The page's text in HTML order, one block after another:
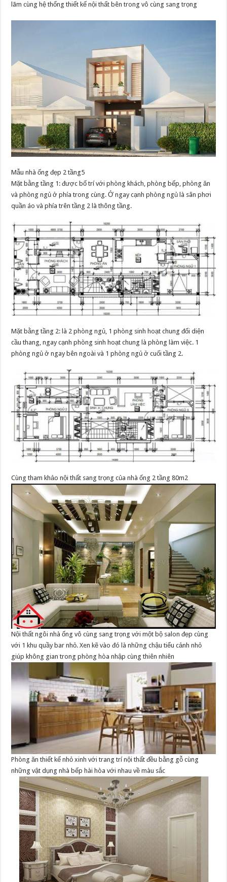
lãm cùng hệ thống thiết kế nội thất bên trong vô cùng sang trọng
Mẫu nhà ống đẹp 2 tầng5
Mặt bằng tầng 1: được bố trí với phòng khách, phòng bếp, phòng ăn
và phòng ngủ ở phía trong cùng. Ở ngay cạnh phòng ngủ là sân phơi
quần áo và phía trên tầng 2 là thông tầng.
Mặt bằng tầng 2: là 2 phòng ngủ, 1 phòng sinh hoạt chung đối diện
cầu thang, ngay cạnh phòng sinh hoạt chung là phòng làm việc. 1
phòng ngủ ở ngay bên ngoài và 1 phòng ngủ ở cuối tầng 2.
Cùng tham khảo nội thất sang trọng của nhà ống 2 tầng 80m2
Nội thất ngôi nhà ống vô cùng sang trọng với một bộ salon đẹp cùng
với 1 khu quầy bar nhỏ. Xen kẽ vào đó là những chậu tiểu cảnh nhỏ
giúp không gian trong phòng hòa nhập cùng thiên nhiên
Phòng ăn thiết kế nhỏ xinh với trang trí nội thất đều bằng gỗ cùng
những vật dụng nhà bếp hài hòa với nhau về màu sắc